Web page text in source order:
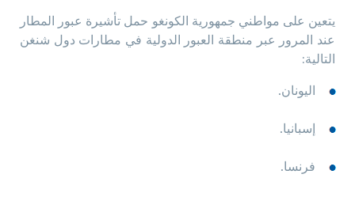
يتعين على مواطني جمهورية الكونغو حمل تأشيرة عبور المطار
عند المرور عبر منطقة العبور الدولية في مطارات دول شنغن
التالية:
اليونان.
إسبانيا.
فرنسا.